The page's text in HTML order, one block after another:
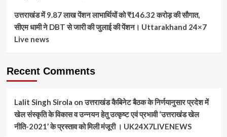
उत्तराखंड में 9.87 लाख पेंशन लाभार्थियों को ₹146.32 करोड़ की सौगात,
सीएम धामी ने DBT से जारी की जुलाई की पेंशन। Uttarakhand 24×7
Live news
Recent Comments
Lalit Singh Sirola onउत्तराखंड कैबिनेट बैठक के निर्णयानुसार प्रदेश में
खेल संस्कृति के विकास व उन्नयन हेतु उत्कृष्ट एवं प्रभावी ‘उत्तराखंड खेल
नीति-2021’ के प्रस्ताव को मिली मंजूरी । UK24X7LIVENEWS